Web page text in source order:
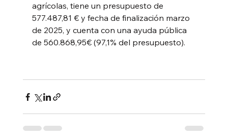
agrícolas, tiene un presupuesto de
577.487,81 € y fecha de finalización marzo
de 2025, y cuenta con una ayuda pública
de 560.868,95€ (97,1% del presupuesto).